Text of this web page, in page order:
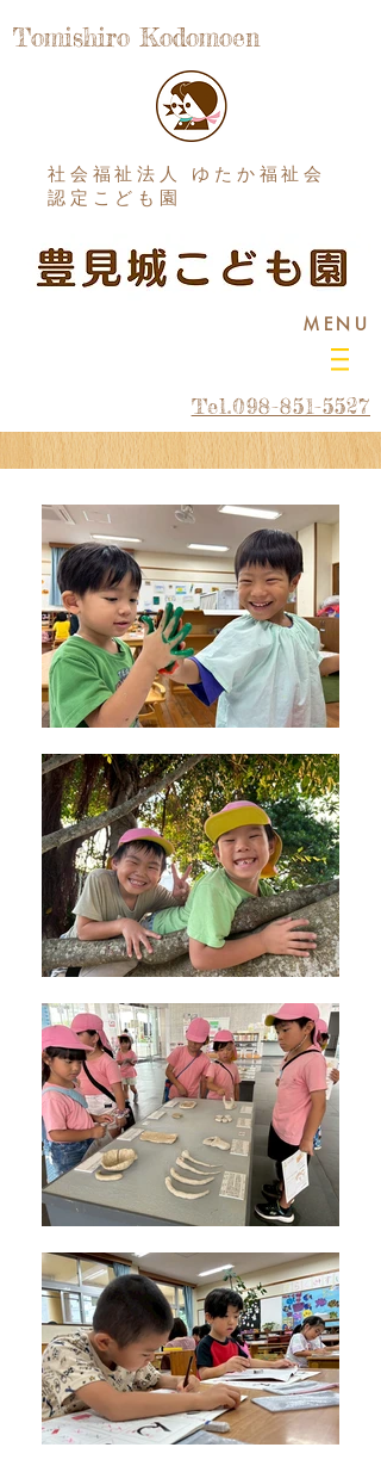
Tomishiro Kodomoen
社会福祉法人 ゆたか福祉会
認定こども園
MENU
Tel.098-851-5527